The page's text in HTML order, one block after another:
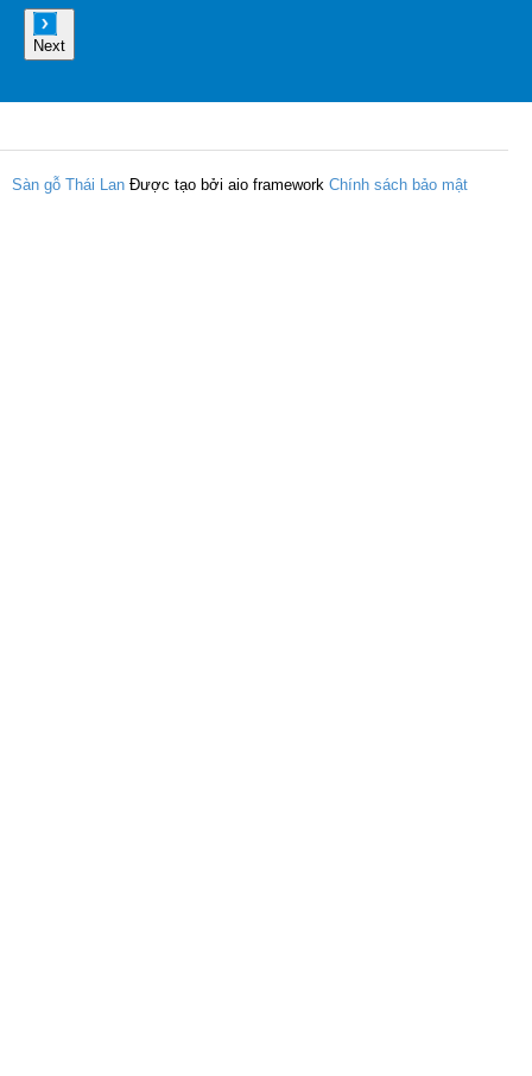
Next
Sàn gỗ Thái Lan Được tạo bởi aio framework Chính sách bảo mật